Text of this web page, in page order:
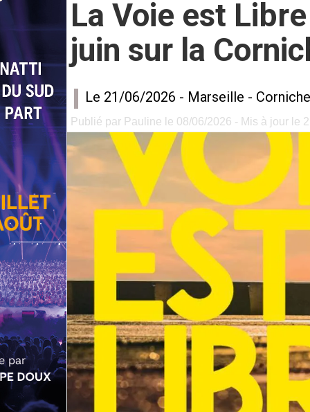
La Voie est
juin sur la
Le 21/06/2026 - Marseille -
Publié par Pauline le 08/06/2026 - Mis à jour le